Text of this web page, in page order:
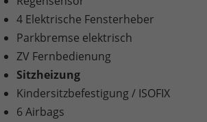
4 Elektrische Fensterheber
Parkbremse elektrisch
ZV Fernbedienung
Sitzheizung
Kindersitzbefestigung / ISOFIX
6 Airbags